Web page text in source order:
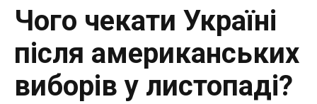
Чого чекати Україні
після американських
виборів у листопаді?